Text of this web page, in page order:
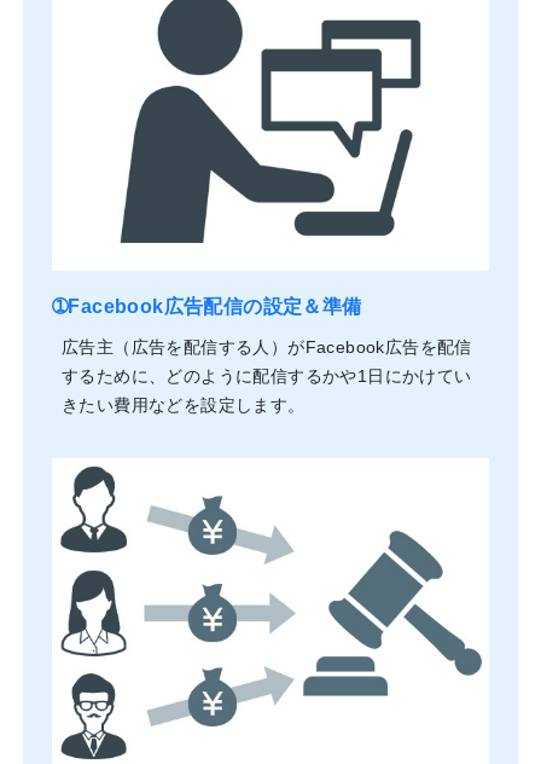
➀Facebook広告配信の設定＆準備
広告主（広告を配信する人）がFacebook広告を配信
するために、どのように配信するかや1日にかけてい
きたい費用などを設定します。